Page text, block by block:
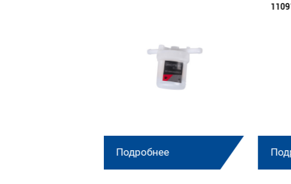
Подробнее